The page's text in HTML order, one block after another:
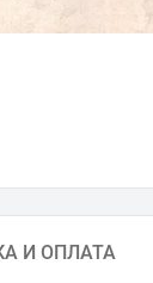
И ОПЛАТА